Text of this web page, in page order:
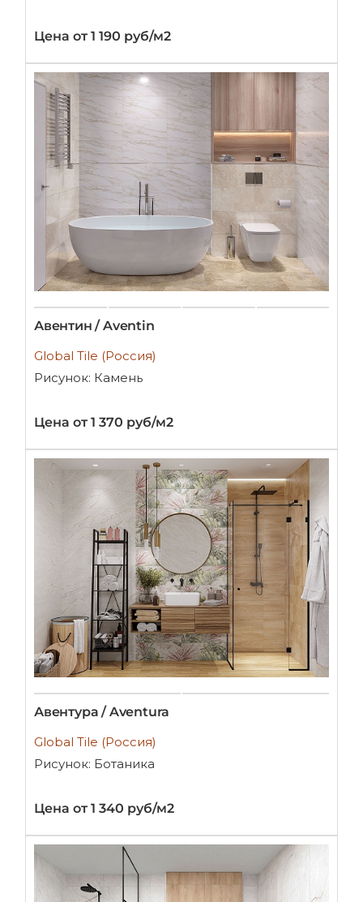
Цена от 1 190 руб/м2
Авентин / Aventin
Global Tile (Россия)
Рисунок: Камень
Цена от 1 370 руб/м2
Авентура / Aventura
Global Tile (Россия)
Рисунок: Ботаника
Цена от 1 340 руб/м2